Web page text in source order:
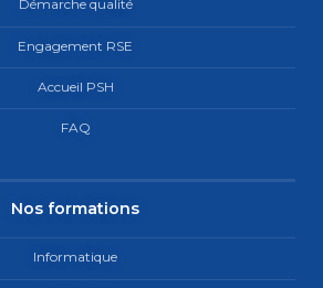
Démarche qualité
Engagement RSE
Accueil PSH
FAQ
Nos formations
Informatique